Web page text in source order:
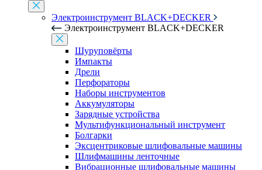
Электроинструмент BLACK+DECKER
Электроинструмент BLACK+DECKER
Шуруповёрты
Импакты
Дрели
Перфораторы
Наборы инструментов
Аккумуляторы
Зарядные устройства
Мультифункциональный инструмент
Болгарки
Эксцентриковые шлифовальные машины
Шлифмашины ленточные
Вибрационные шлифовальные машины